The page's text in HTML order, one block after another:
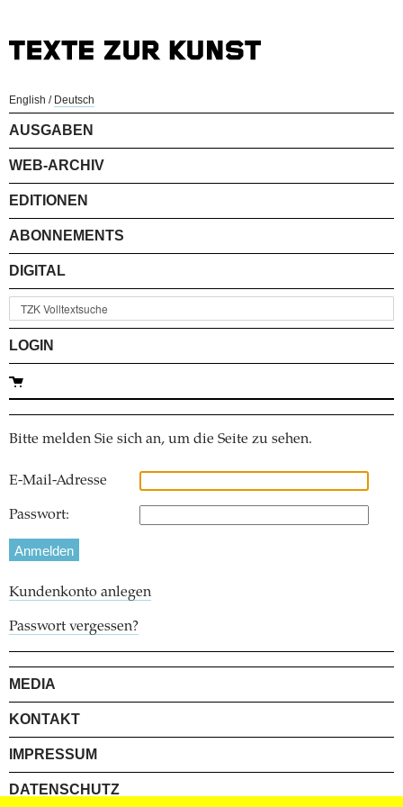
English / Deutsch
AUSGABEN
WEB-ARCHIV
EDITIONEN
ABONNEMENTS
DIGITAL
LOGIN
Bitte melden Sie sich an, um die Seite zu sehen.
E-Mail-Adresse
Passwort:
Kundenkonto anlegen
Passwort vergessen?
MEDIA
KONTAKT
IMPRESSUM
DATENSCHUTZ